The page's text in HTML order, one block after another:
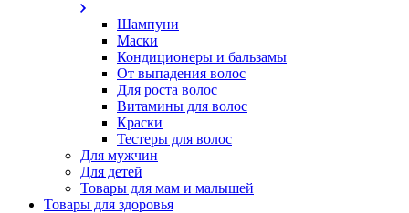
Шампуни
Маски
Кондиционеры и бальзамы
От выпадения волос
Для роста волос
Витамины для волос
Краски
Тестеры для волос
Для мужчин
Для детей
Товары для мам и малышей
Товары для здоровья